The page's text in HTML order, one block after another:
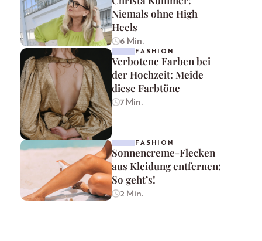
Niemals ohne High
Heels
6 Min.
FASHION
Verbotene Farben bei
der Hochzeit: Meide
diese Farbtöne
7 Min.
FASHION
Sonnencreme-Flecken
aus Kleidung entfernen:
So geht’s!
2 Min.